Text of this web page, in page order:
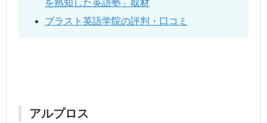
を熟知した英語塾」取材
ブラスト英語学院の評判・口コミ
アルプロス